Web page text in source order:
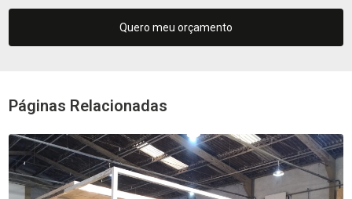
Quero meu orçamento
Páginas Relacionadas